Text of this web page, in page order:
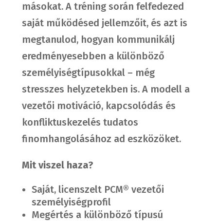
másokat. A tréning során felfedezed
saját működésed jellemzőit, és azt is
megtanulod, hogyan kommunikálj
eredményesebben a különböző
személyiségtípusokkal – még
stresszes helyzetekben is. A modell a
vezetői motiváció, kapcsolódás és
konfliktuskezelés tudatos
finomhangolásához ad eszközöket.
Mit viszel haza?
Saját, licenszelt PCM® vezetői
személyiségprofil
Megértés a különböző típusú